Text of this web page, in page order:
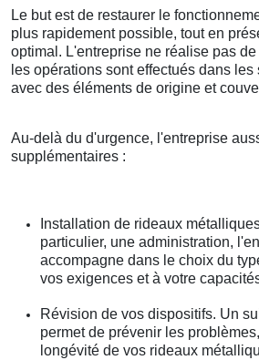
Le but est de restaurer le
plus rapidement possible, tout en
optimal. L'entreprise ne réalise pas
les opérations sont effectués dans
avec des éléments de origine et
Au-delà du d'urgence, l'entreprise
supplémentaires :
Installation de rideaux
particulier, une administration,
accompagne dans le choix du
vos exigences et à votre
Révision de vos dispositifs. Un
permet de prévenir les
longévité de vos rideaux